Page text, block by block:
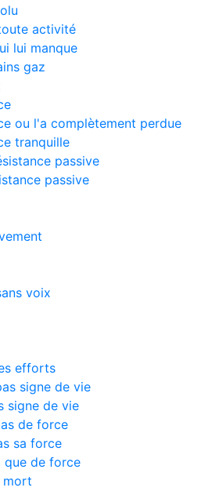
activité
lui manque
gaz
ou l'a complètement perdue
tranquille
passive
passive
voix
efforts
signe de vie
signe de vie
de force
sa force
que de force
mort